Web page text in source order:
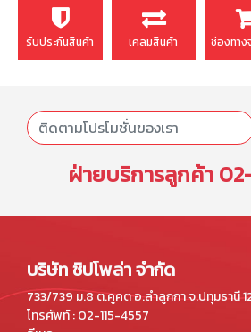
รับประกันสินค้า เคลมสินค้า ช่องทาง
ฝ่ายบริการลูกค้า
บริษัท ชิปโพล่า จำกัด
733/739 ม.8 ต.คูคต อ.ลำลูกกา จ.ปทุมธานี
โทรศัพท์ : 02-115-4557